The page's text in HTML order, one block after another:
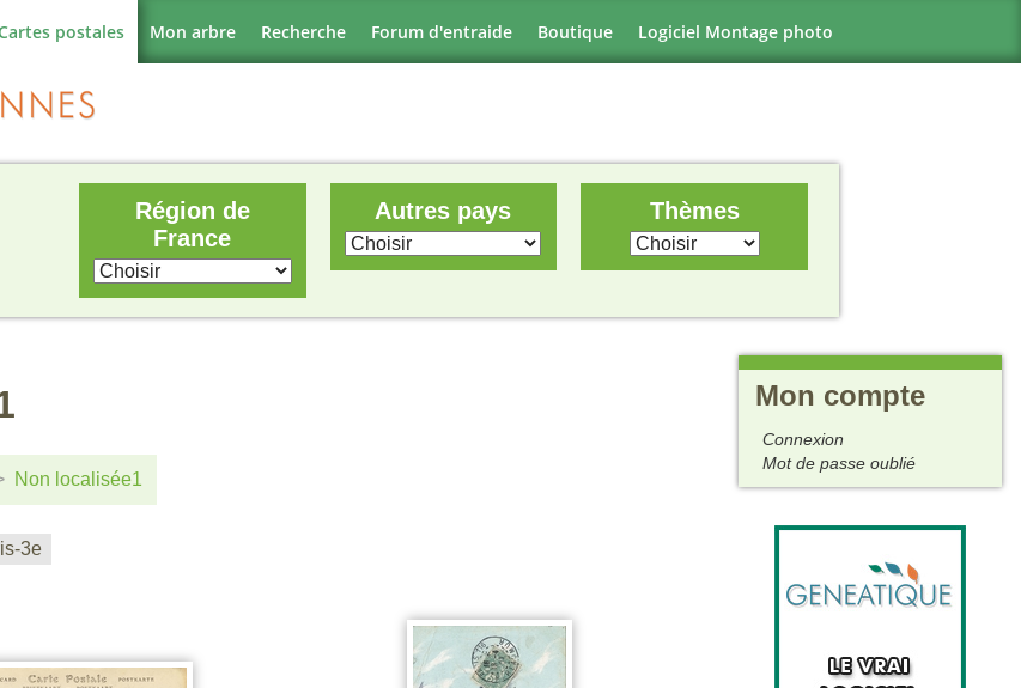
postales Mon arbre Recherche Forum d'entraide Boutique Logiciel Montage photo
Région de
France
Autres pays Thèmes
Non localisée1
3e
Mon compte
Connexion
Mot de passe oublié